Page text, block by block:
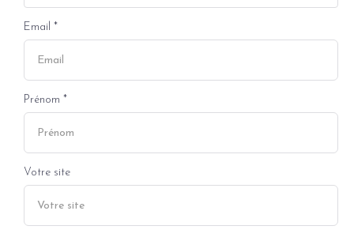
Email *
Prénom *
Votre site